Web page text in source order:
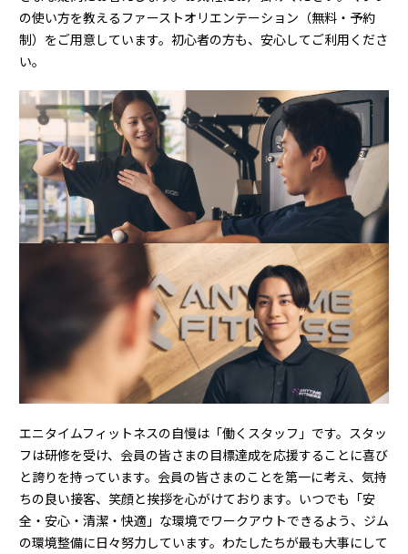
の使い方を教えるファーストオリエンテーション（無料・予約
制）をご用意しています。初心者の方も、安心してご利用くださ
い。
エニタイムフィットネスの自慢は「働くスタッフ」です。スタッ
フは研修を受け、会員の皆さまの目標達成を応援することに喜び
と誇りを持っています。会員の皆さまのことを第一に考え、気持
ちの良い接客、笑顔と挨拶を心がけております。いつでも「安
全・安心・清潔・快適」な環境でワークアウトできるよう、ジム
の環境整備に日々努力しています。わたしたちが最も大事にして